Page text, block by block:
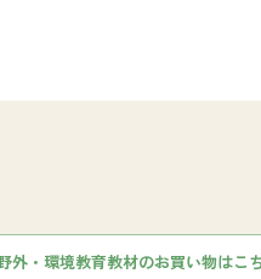
外・環境教育教材のお買い物はこ